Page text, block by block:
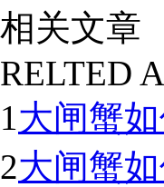
相关文章
RELTED
1大闸蟹
2大闸蟹